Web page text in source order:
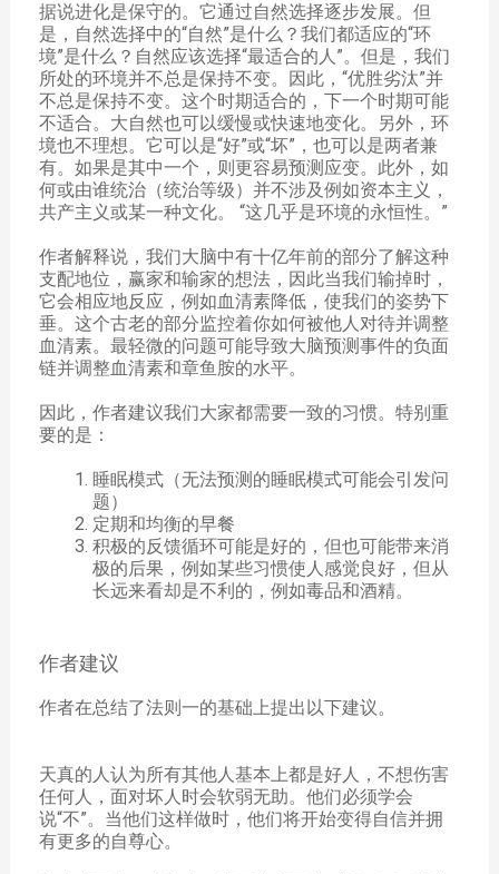
据说进化是保守的。它通过自然选择逐步发展。但
是，自然选择中的“自然”是什么？我们都适应的“环
境”是什么？自然应该选择“最适合的人”。但是，我们
所处的环境并不总是保持不变。因此，“优胜劣汰”并
不总是保持不变。这个时期适合的，下一个时期可能
不适合。大自然也可以缓慢或快速地变化。另外，环
境也不理想。它可以是“好”或“坏”，也可以是两者兼
有。如果是其中一个，则更容易预测应变。此外，如
何或由谁统治（统治等级）并不涉及例如资本主义，
共产主义或某一种文化。 “这几乎是环境的永恒性。”
作者解释说，我们大脑中有十亿年前的部分了解这种
支配地位，赢家和输家的想法，因此当我们输掉时，
它会相应地反应，例如血清素降低，使我们的姿势下
垂。这个古老的部分监控着你如何被他人对待并调整
血清素。最轻微的问题可能导致大脑预测事件的负面
链并调整血清素和章鱼胺的水平。
因此，作者建议我们大家都需要一致的习惯。特别重
要的是：
睡眠模式（无法预测的睡眠模式可能会引发问
题）
定期和均衡的早餐
积极的反馈循环可能是好的，但也可能带来消
极的后果，例如某些习惯使人感觉良好，但从
长远来看却是不利的，例如毒品和酒精。
作者建议
作者在总结了法则一的基础上提出以下建议。
天真的人认为所有其他人基本上都是好人，不想伤害
任何人，面对坏人时会软弱无助。他们必须学会
说“不”。当他们这样做时，他们将开始变得自信并拥
有更多的自尊心。